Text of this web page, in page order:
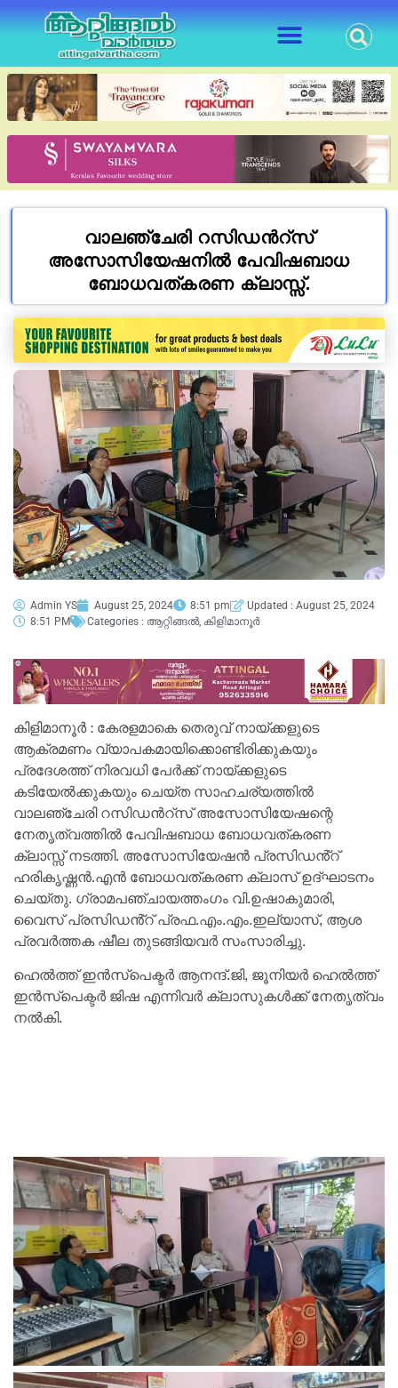
വാലഞ്ചേരി റസിഡൻറ്സ്
അസോസിയേഷനിൽ പേവിഷബാധ
ബോധവത്കരണ ക്ലാസ്സ്‌.
Admin YS August 25, 2024 8:51 pm
Updated : August 25, 2024
8:51 PM
Categories : ആറ്റിങ്ങൽ, കിളിമാനൂർ
കിളിമാനൂർ : കേരളമാകെ തെരുവ് നായ്ക്കളുടെ
ആക്രമണം വ്യാപകമായിക്കൊണ്ടിരിക്കുകയും
പ്രദേശത്ത് നിരവധി പേർക്ക് നായ്ക്കളുടെ
കടിയേൽക്കുകയും ചെയ്ത സാഹചര്യത്തിൽ
വാലഞ്ചേരി റസിഡൻറ്സ് അസോസിയേഷന്റെ
നേതൃത്വത്തിൽ പേവിഷബാധ ബോധവത്കരണ
ക്ലാസ്സ്‌ നടത്തി. അസോസിയേഷൻ പ്രസിഡൻ്റ്
ഹരികൃഷ്ണൻ.എൻ ബോധവത്കരണ ക്ലാസ് ഉദ്ഘാടനം
ചെയ്തു. ഗ്രാമപഞ്ചായത്തംഗം വി.ഉഷാകുമാരി,
വൈസ് പ്രസിഡൻ്റ് പ്രഫ.എം.എം.ഇല്യാസ്, ആശ
പ്രവർത്തക ഷീല തുടങ്ങിയവർ സംസാരിച്ചു.
ഹെൽത്ത്‌ ഇൻസ്‌പെക്ടർ ആനന്ദ്.ജി, ജൂനിയർ ഹെൽത്ത്‌
ഇൻസ്‌പെക്ടർ ജിഷ എന്നിവർ ക്ലാസുകൾക്ക് നേതൃത്വം
നൽകി.